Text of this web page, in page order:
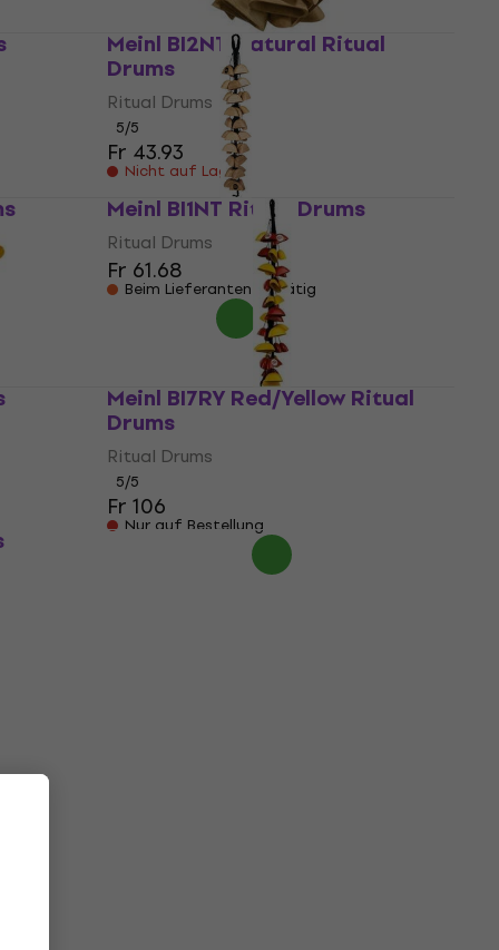
Meinl BI2NT Natural Ritual
Drums
Ritual Drums
5/5
Fr 43.93
Nicht auf Lager
Meinl BI1NT Ritual Drums
Ritual Drums
Fr 61.68
Beim Lieferanten vorrätig
Meinl BI7RY Red/Yellow Ritual
Drums
Ritual Drums
5/5
Fr 106
Nur auf Bestellung